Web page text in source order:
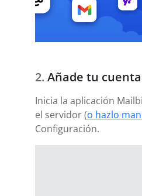
Añade tu
Inicia la aplicación
el servidor (o hazlo
Configuración.